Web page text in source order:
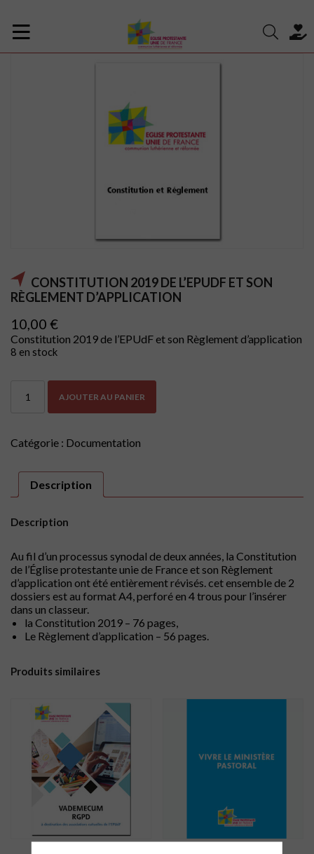
CONSTITUTION 2019 DE L’EPUDF ET SON
RÈGLEMENT D’APPLICATION
10,00 €
Constitution 2019 de l’EPUdF et son Règlement d’application
8 en stock
Constitution
de
l’EPUdF
Règlement
AJOUTER AU PANIER
Catégorie : Documentation
Description
Description
Au fil d’un processus synodal de deux années, la Constitution
de l’Église protestante unie de France et son Règlement
d’application ont été entièrement révisés. cet ensemble de 2
dossiers est au format A4, perforé en 4 trous pour l’insérer
dans un classeur.
la Constitution 2019 – 76 pages,
Le Règlement d’application – 56 pages.
Produits similaires